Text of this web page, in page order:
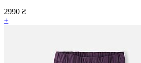
2990 ₴
+